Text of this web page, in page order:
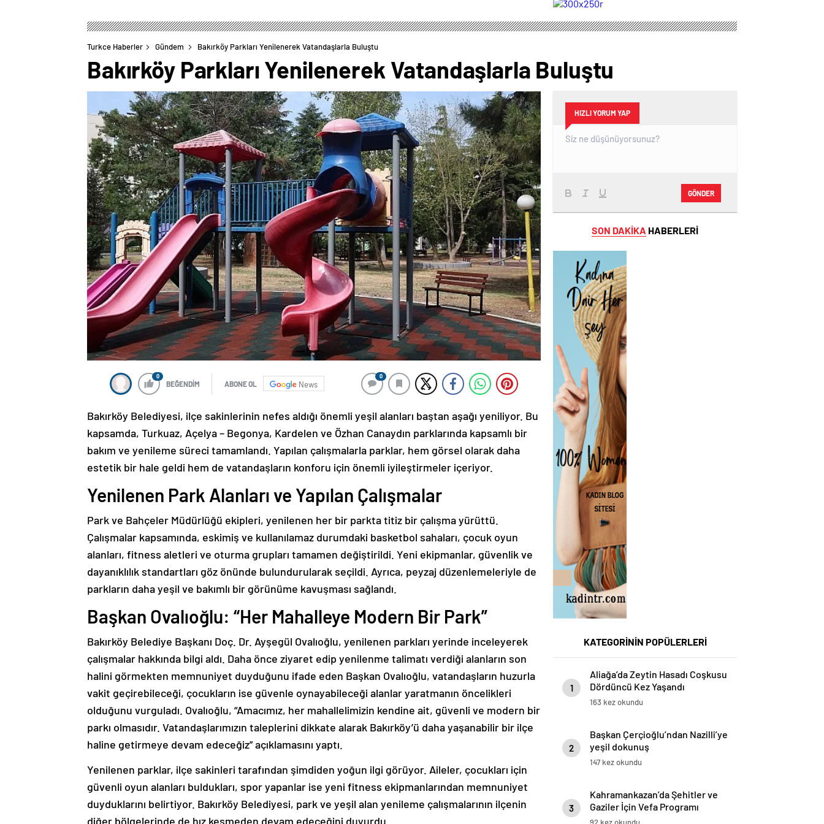
Sahipliği Yaptı
FESTİVALİ”
HEYECANI
Turkce Haberler Gündem Bakırköy Parkları Yenilenerek Vatandaşlarla Buluştu
Bakırköy Parkları Yenilenerek Vatandaşlarla Buluştu
0
BEĞENDİM ABONE OL News
0
Bakırköy Belediyesi, ilçe sakinlerinin nefes aldığı önemli yeşil alanları baştan aşağı yeniliyor. Bu
kapsamda, Turkuaz, Açelya – Begonya, Kardelen ve Özhan Canaydın parklarında kapsamlı bir
bakım ve yenileme süreci tamamlandı. Yapılan çalışmalarla parklar, hem görsel olarak daha
estetik bir hale geldi hem de vatandaşların konforu için önemli iyileştirmeler içeriyor.
Yenilenen Park Alanları ve Yapılan Çalışmalar
Park ve Bahçeler Müdürlüğü ekipleri, yenilenen her bir parkta titiz bir çalışma yürüttü.
Çalışmalar kapsamında, eskimiş ve kullanılamaz durumdaki basketbol sahaları, çocuk oyun
alanları, fitness aletleri ve oturma grupları tamamen değiştirildi. Yeni ekipmanlar, güvenlik ve
dayanıklılık standartları göz önünde bulundurularak seçildi. Ayrıca, peyzaj düzenlemeleriyle de
parkların daha yeşil ve bakımlı bir görünüme kavuşması sağlandı.
Başkan Ovalıoğlu: “Her Mahalleye Modern Bir Park”
Bakırköy Belediye Başkanı Doç. Dr. Ayşegül Ovalıoğlu, yenilenen parkları yerinde inceleyerek
çalışmalar hakkında bilgi aldı. Daha önce ziyaret edip yenilenme talimatı verdiği alanların son
halini görmekten memnuniyet duyduğunu ifade eden Başkan Ovalıoğlu, vatandaşların huzurla
vakit geçirebileceği, çocukların ise güvenle oynayabileceği alanlar yaratmanın öncelikleri
olduğunu vurguladı. Ovalıoğlu, “Amacımız, her mahallelimizin kendine ait, güvenli ve modern bir
parkı olmasıdır. Vatandaşlarımızın taleplerini dikkate alarak Bakırköy’ü daha yaşanabilir bir ilçe
haline getirmeye devam edeceğiz” açıklamasını yaptı.
Yenilenen parklar, ilçe sakinleri tarafından şimdiden yoğun ilgi görüyor. Aileler, çocukları için
güvenli oyun alanları buldukları, spor yapanlar ise yeni fitness ekipmanlarından memnuniyet
duyduklarını belirtiyor. Bakırköy Belediyesi, park ve yeşil alan yenileme çalışmalarının ilçenin
diğer bölgelerinde de hız kesmeden devam edeceğini duyurdu.
HIZLI YORUM YAP
GÖNDER
SON DAKİKA HABERLERİ
KATEGORİNİN POPÜLERLERİ
1
Aliağa’da Zeytin Hasadı Coşkusu
Dördüncü Kez Yaşandı
163 kez okundu
2
Başkan Çerçioğlu’ndan Nazilli’ye
yeşil dokunuş
147 kez okundu
3
Kahramankazan’da Şehitler ve
Gaziler İçin Vefa Programı